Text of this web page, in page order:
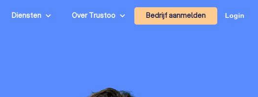
Diensten Over Trustoo Bedrijf aanmelden Login